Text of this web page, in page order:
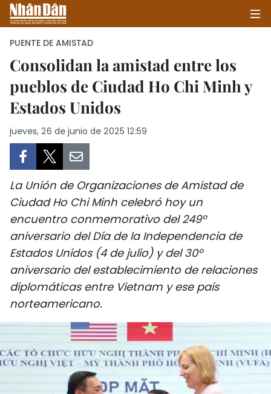
INICIO
POLÍTICA
SALUD - MEDIO AMBIENTE
CULTURA - ENTRETENIMIENTO
INTERNACIONAL
DEPORTES
PUENTE DE AMISTAD
HISTORIAS MULTIMEDIA
PUENTE DE AMISTAD
Consolidan la amistad entre los
pueblos de Ciudad Ho Chi Minh y
Estados Unidos
jueves, 26 de junio de 2025 12:59
La Unión de Organizaciones de Amistad de
Ciudad Ho Chi Minh celebró hoy un
encuentro conmemorativo del 249º
aniversario del Día de la Independencia de
Estados Unidos (4 de julio) y del 30º
aniversario del establecimiento de relaciones
diplomáticas entre Vietnam y ese país
norteamericano.